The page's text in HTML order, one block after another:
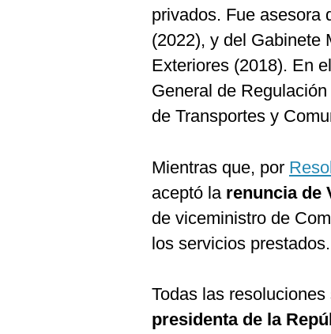
privados. Fue asesora
(2022), y del Gabinete
Exteriores (2018). En
General de
de Transportes y
Mientras que, por
aceptó larenuncia de
de viceministro de
los servicios prestados.
Todas las
presidenta de la